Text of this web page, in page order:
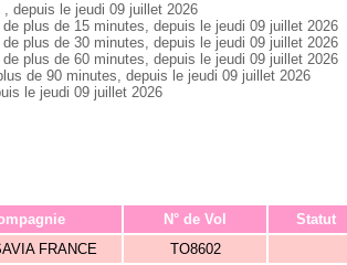
depuis le jeudi 09 juillet 2026
plus de 15 minutes, depuis le jeudi 09 juillet 2026
plus de 30 minutes, depuis le jeudi 09 juillet 2026
plus de 60 minutes, depuis le jeudi 09 juillet 2026
de 90 minutes, depuis le jeudi 09 juillet 2026
le jeudi 09 juillet 2026
N° de Vol Statut
FRANCE TO8602